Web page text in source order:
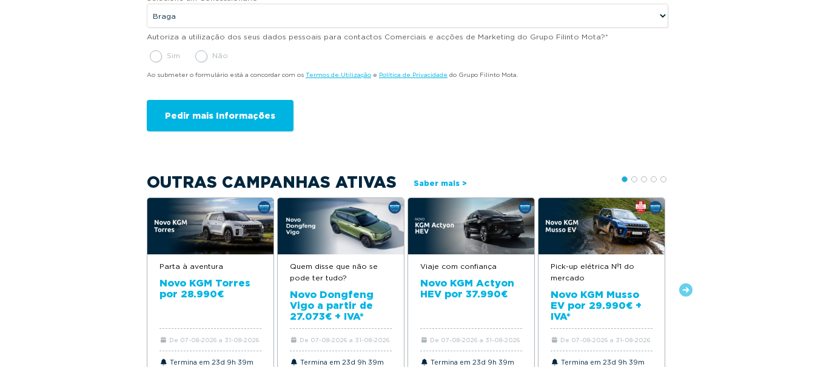
Autoriza a utilização dos seus dados pessoais para contactos Comerciais e acções de Marketing do Grupo Filinto Mota?*
Sim Não
Ao submeter o formulário está a concordar com os Termos de Utilização e Política de Privacidade do Grupo Filinto Mota.
OUTRAS CAMPANHAS ATIVAS Saber mais >
Parta à aventura
Novo KGM Torres
por 28.990€
De 07-08-2026 a 31-08-2026
Termina em 23d 9h 39m
Quem disse que não se
pode ter tudo?
Novo Dongfeng
Vigo a partir de
27.073€ + IVA*
De 07-08-2026 a 31-08-2026
Termina em 23d 9h 39m
Viaje com confiança
Novo KGM Actyon
HEV por 37.990€
De 07-08-2026 a 31-08-2026
Termina em 23d 9h 39m
Pick-up elétrica Nº1 do
mercado
Novo KGM Musso
EV por 29.990€ +
IVA*
De 07-08-2026 a 31-08-2026
Termina em 23d 9h 39m
Novo Citroën ë-C4